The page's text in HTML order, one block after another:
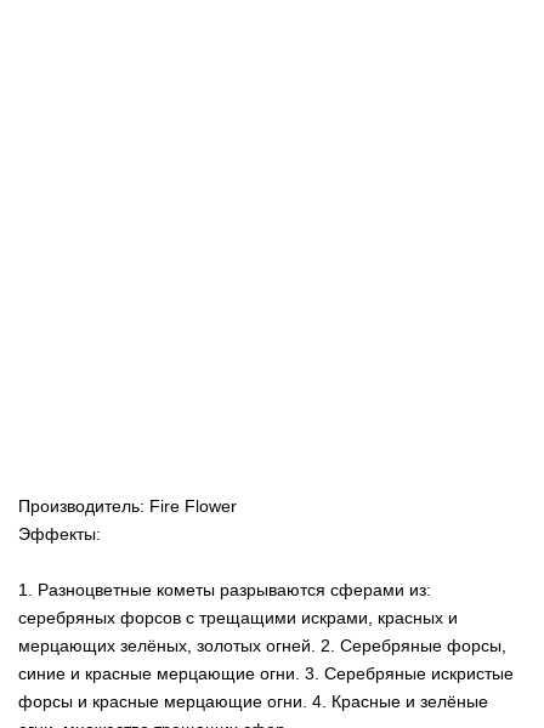
Производитель: Fire Flower
Эффекты:
1. Разноцветные кометы разрываются сферами из:
серебряных форсов с трещащими искрами, красных и
мерцающих зелёных, золотых огней. 2. Серебряные форсы,
синие и красные мерцающие огни. 3. Серебряные искристые
форсы и красные мерцающие огни. 4. Красные и зелёные